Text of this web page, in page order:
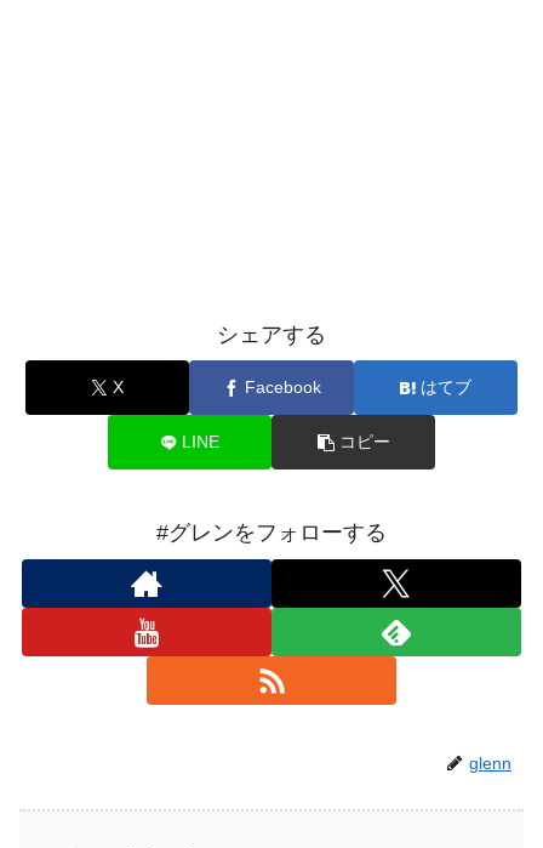
シェアする
X Facebook はてブ
LINE コピー
#グレンをフォローする
glenn